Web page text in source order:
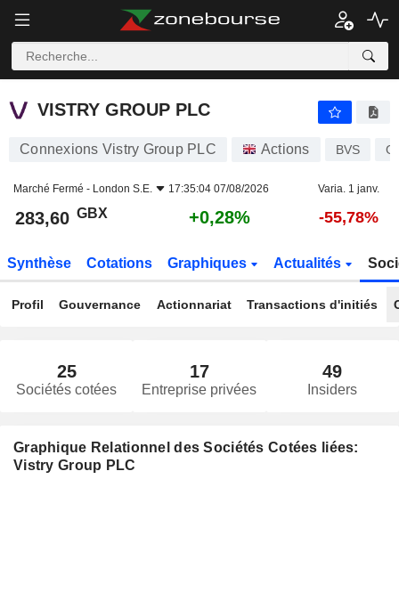
VISTRY GROUP PLC
VISTRY GROUP PLC
Connexions Vistry Group PLC Actions BVS
Marché Fermé - London S.E. 17:35:04 07/08/2026 Varia. 1 janv.
283,60 GBX +0,28% -55,78%
Synthèse Cotations Graphiques Actualités
Profil Gouvernance Actionnariat Transactions d'initiés
25
Sociétés cotées
17
Entreprise privées
49
Insiders
Graphique Relationnel des Sociétés Cotées liées:
Vistry Group PLC